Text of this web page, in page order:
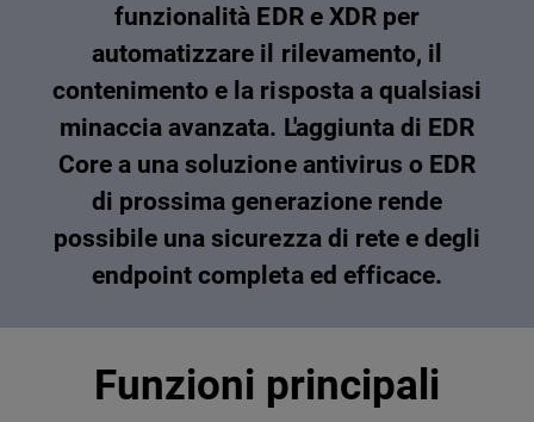
funzionalità EDR e XDR per
automatizzare il rilevamento, il
contenimento e la risposta a qualsiasi
minaccia avanzata. L'aggiunta di EDR
Core a una soluzione antivirus o EDR
di prossima generazione rende
possibile una sicurezza di rete e degli
endpoint completa ed efficace.
Funzioni principali